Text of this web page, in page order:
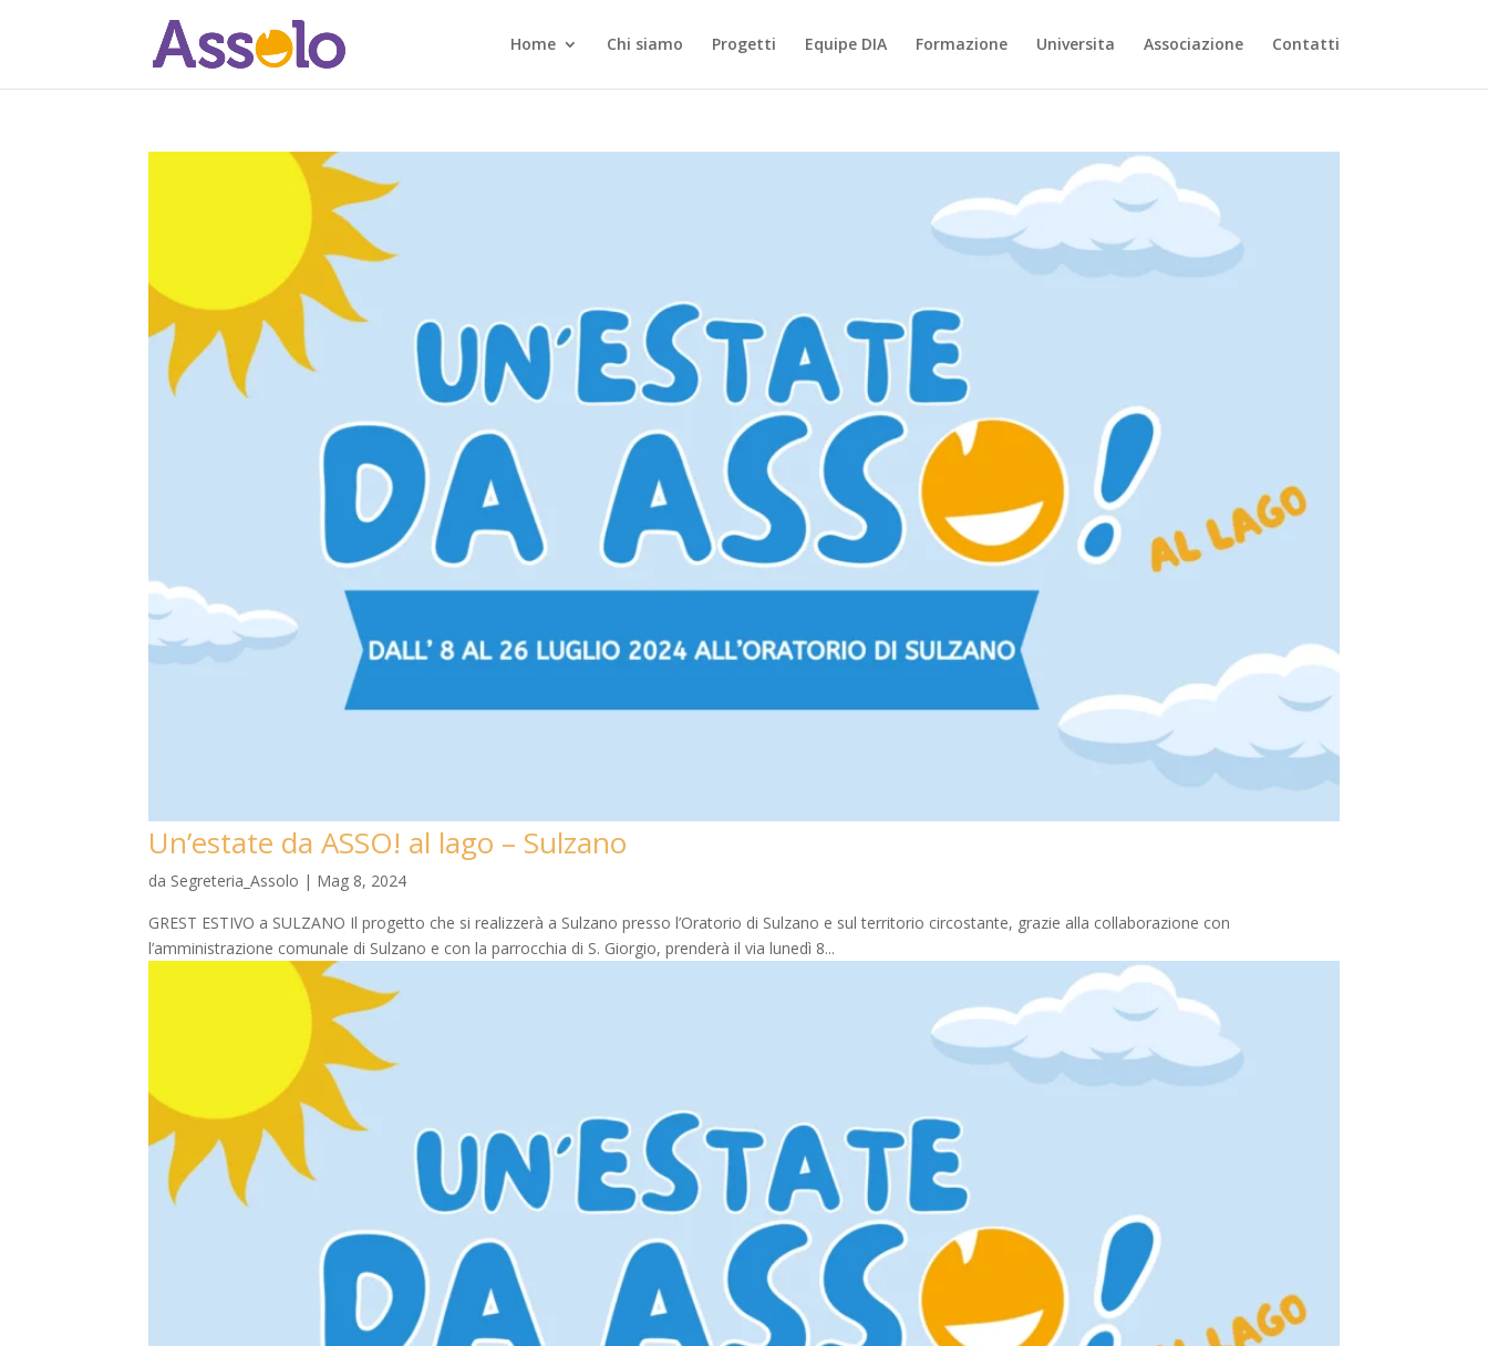
Home Chi siamo Progetti Equipe DIA Formazione Universita Associazione Contatti
Un’estate da ASSO! al lago – Sulzano
da Segreteria_Assolo | Mag 8, 2024
GREST ESTIVO a SULZANO Il progetto che si realizzerà a Sulzano presso l’Oratorio di Sulzano e sul territorio circostante, grazie alla collaborazione con
l’amministrazione comunale di Sulzano e con la parrocchia di S. Giorgio, prenderà il via lunedì 8...